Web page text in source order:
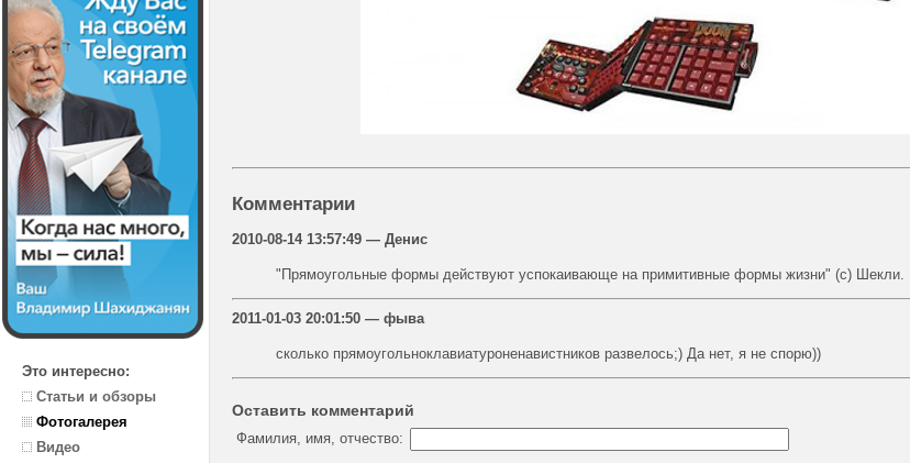
Это интересно:
Статьи и обзоры
Фотогалерея
Видео
Комментарии
2010-08-14 13:57:49 — Денис
"Прямоугольные формы действуют успокаивающе на примитивные формы жизни" (с) Шекли.
2011-01-03 20:01:50 — фыва
сколько прямоугольноклавиатуроненавистников развелось;) Да нет, я не спорю))
Оставить комментарий
Фамилия, имя, отчество: